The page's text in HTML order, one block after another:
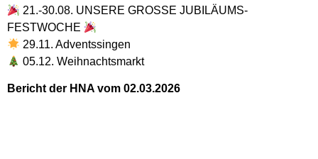
21.-30.08. UNSERE GROSSE JUBILÄUMS-
FESTWOCHE
29.11. Adventssingen
05.12. Weihnachtsmarkt
Bericht der HNA vom 02.03.2026